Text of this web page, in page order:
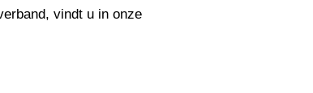
vindt u in onze